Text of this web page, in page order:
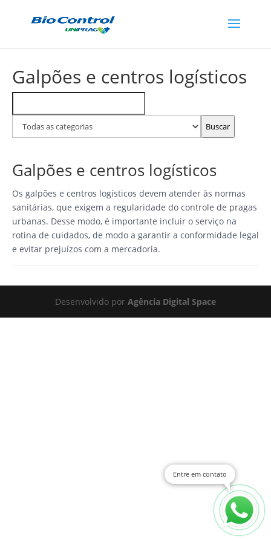
Galpões e centros logísticos
FAQs
por
categoria
Buscar
Galpões e centros logísticos
Os galpões e centros logísticos devem atender às normas
sanitárias, que exigem a regularidade do controle de pragas
urbanas. Desse modo, é importante incluir o serviço na
rotina de cuidados, de modo a garantir a conformidade legal
e evitar prejuízos com a mercadoria.
Desenvolvido por Agência Digital Space
Entre em contato